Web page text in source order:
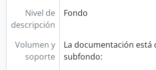
Nivel de
descripción
Fondo
Volumen y
soporte
La documentación está
subfondo: